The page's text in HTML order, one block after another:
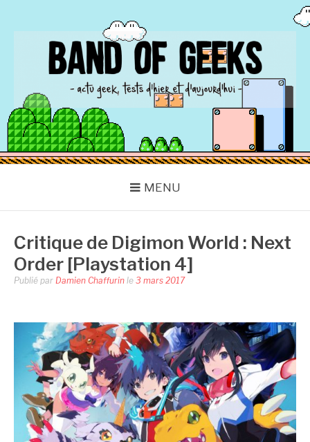
BAND OF GEEKS
Actu Geek d'hier et d'aujourd'hui
MENU
Critique de Digimon World : Next
Order [Playstation 4]
Publié par Damien Chaffurin le 3 mars 2017